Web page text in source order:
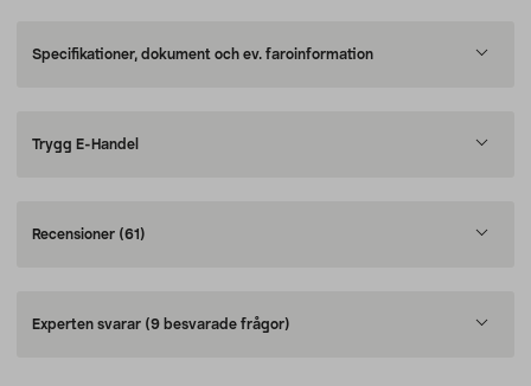
Specifikationer, dokument och ev. faroinformation
Trygg E-Handel
Recensioner (61)
Experten svarar (9 besvarade frågor)